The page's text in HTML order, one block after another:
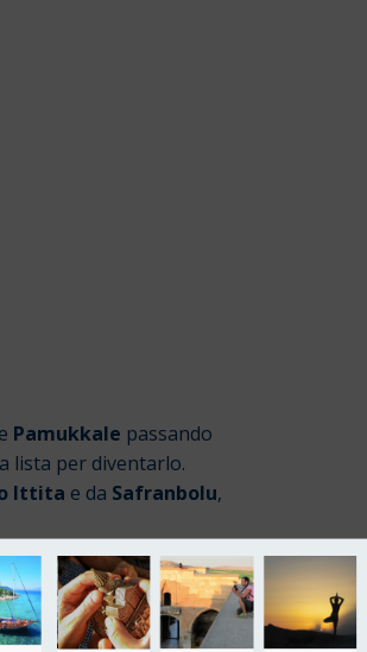
e Pamukkale passando
lista per diventarlo.
Ittita e da Safranbolu,
viaggi, seremo accolti
e negozi dove fare un
potremo volere in